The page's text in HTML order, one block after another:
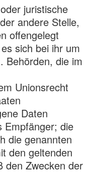
juristische
andere Stelle,
offengelegt
sich bei ihr um
Behörden, die im
Unionsrecht
Daten
Empfänger; die
die genannten
den geltenden
den Zwecken der